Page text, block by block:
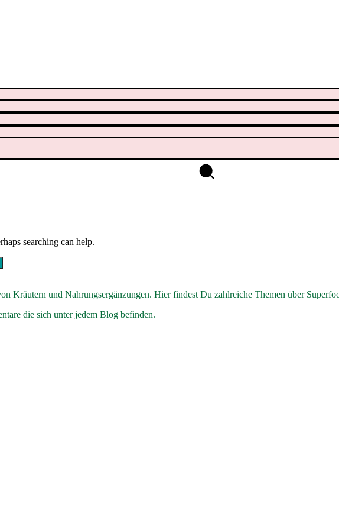
searching can help.
Kräutern und Nahrungsergänzungen. Hier findest Du zahlreiche Themen über
die sich unter jedem Blog befinden.